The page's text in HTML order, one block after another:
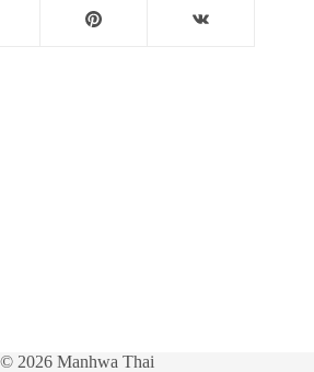
2026 Manhwa Thai